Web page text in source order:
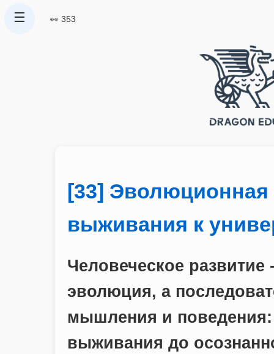
☰ 👀 353
[33] Эволюционная
выживания к
Человеческое развитие
эволюция, а
мышления и поведения:
выживания до